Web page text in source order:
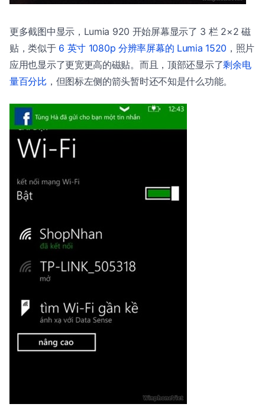
更多截图中显示，Lumia 920 开始屏幕显示了 3 栏 2×2 磁
贴，类似于 6 英寸 1080p 分辨率屏幕的 Lumia 1520 ，照片
应用也显示了更宽更高的磁贴。而且，顶部还显示了剩余电
量百分比 ，但图标左侧的箭头暂时还不知是什么功能。